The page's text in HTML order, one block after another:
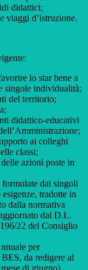
didattici;
viaggi d’istruzione.
lo star bene a
singole individualità;
del territorio;
didattico-educativi
ai colleghi
classi;
azioni poste in
formulate dai singoli
tradotte in
dalla normativa
dal D.L.
22 del Consiglio
per
da redigere al